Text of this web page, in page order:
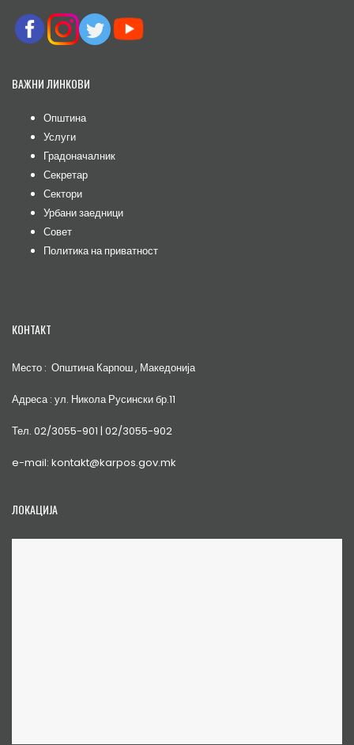
ВАЖНИ ЛИНКОВИ
Општина
Услуги
Градоначалник
Секретар
Сектори
Урбани заедници
Совет
Политика на приватност
КОНТАКТ
Место : Општина Карпош , Македонија
Адреса : ул. Никола Русински бр.11
Тел. 02/3055-901 | 02/3055-902
e-mail: kontakt@karpos.gov.mk
ЛОКАЦИЈА